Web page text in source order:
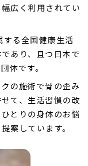
広く利用されてい
る全国健康生活
あり、且つ日本で
体です。
の施術で骨の歪み
て、生活習慣の改
とりの身体のお悩
案しています。